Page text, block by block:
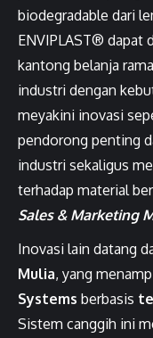
biodegradable dari
ENVIPLAST® dapat
kantong belanja
industri dengan
meyakini inovasi
pendorong penting
industri sekaligus
terhadap material
Sales & Marketing
Inovasi lain datang
Mulia, yang
Systems berbasis
Sistem canggih ini